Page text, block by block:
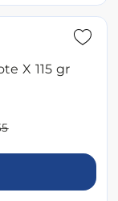
X 115 gr